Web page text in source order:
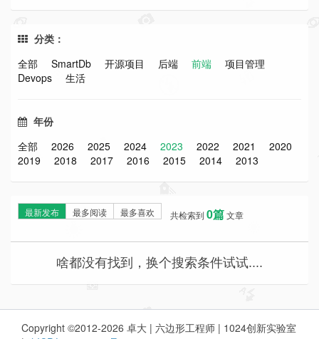
分类：
全部
SmartDb 开源项目 后端 前端
项目管理
Devops
生活
年份
全部
2026 2025 2024 2023 2022 2021
2020
2019
2018 2017 2016 2015 2014 2013
最新发布 最多阅读 最多喜欢 共检索到 0篇文章
啥都没有找到，换个搜索条件试试....
Copyright ©2012-2026 卓大 | 六边形工程师 | 1024创新实验室